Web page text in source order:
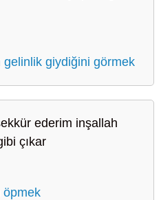
giydiğini görmek
ederim inşallah
çıkar
öpmek